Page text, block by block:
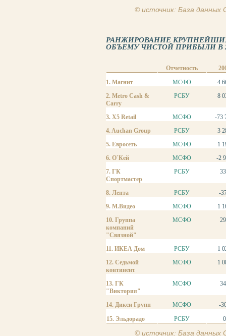
© источник: База
РАНЖИРОВАНИЕ
ОБЪЕМУ ЧИСТОЙ ПРИБЫЛИ В
Отчетность
1. Магнит
МСФО
4
2. Metro Cash &
Carry
РСБУ 8
3. X5 Retail МСФО
-73
4. Auchan Group
РСБУ
3
5. Евросеть
МСФО
1
6. О`Кей
МСФО
-2
7. ГК
Спортмастер
РСБУ
8. Лента РСБУ
-
9. М.Видео
МСФО
1
10. Группа
компаний
"Связной"
МСФО
11. ИКЕА Дом РСБУ
1
12. Седьмой
континент
МСФО 1
13. ГК
"Виктория"
МСФО
14. Дикси Групп МСФО
-
15. Эльдорадо
РСБУ 0
© источник: База